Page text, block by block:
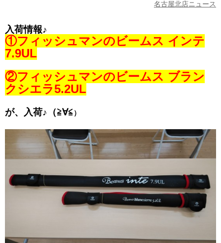
名古屋北店ニュース
入荷情報♪
①フィッシュマンのビームス インテ
7.9UL
②フィッシュマンのビームス ブラン
クシエラ5.2UL
が、入荷♪（≧∀≦ ）